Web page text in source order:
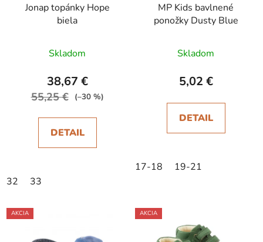
Jonap topánky Hope
biela
Skladom
38,67 €
55,25 € (–30 %)
DETAIL
32 33
MP Kids bavlnené
ponožky Dusty Blue
Skladom
5,02 €
DETAIL
17-18 19-21
AKCIA AKCIA